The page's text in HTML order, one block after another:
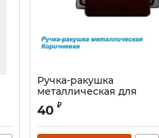
Ручка-ракушка
металлическая для
внешнего закрывания
балконной двери
коричневая
40 ₽